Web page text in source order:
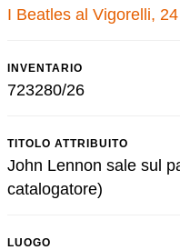
I Beatles al Vigorelli,
INVENTARIO
723280/26
TITOLO ATTRIBUITO
John Lennon sale sul
catalogatore)
LUOGO